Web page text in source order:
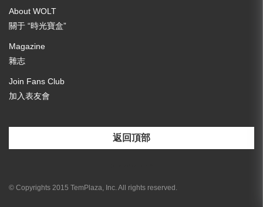
About WOLT
關于 “時光寶盒”
Magazine
雜志
Join Fans Club
加入表友會
返回頂部
© Copyrights 2015 TemPlaza, Inc. All rights reserved.